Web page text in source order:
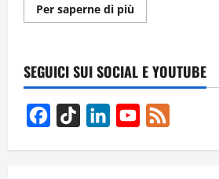
Per saperne di piùUlteriori
informazioni
IL
PRIMO
TRAGICO
SETTEMBRE
SEGUICI SUI SOCIAL E YOUTUBE
Facebook
TikTok LinkedInYouTube